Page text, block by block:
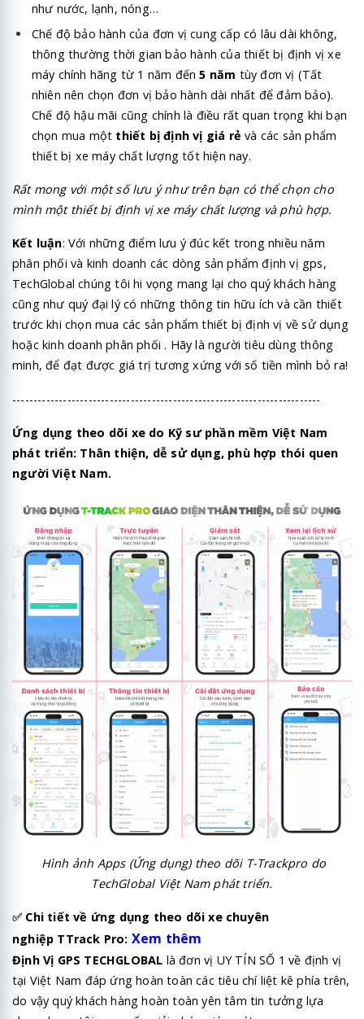
như nước, lạnh, nóng…
Chế độ bảo hành của đơn vị cung cấp có lâu dài không,
thông thường thời gian bảo hành của thiết bị định vị xe
máy chính hãng từ 1 năm đến5 năm tùy đơn vị (Tất
nhiên nên chọn đơn vị bảo hành dài nhất để đảm bảo).
Chế độ hậu mãi cũng chính là điều rất quan trọng khi bạn
chọn mua một thiết bị định vị giá rẻ và các sản phẩm
thiết bị xe máy chất lượng tốt hiện nay.
Rất mong với một số lưu ý như trên bạn có thể chọn cho
mình một thiết bị định vị xe máy chất lượng và phù hợp.
Kết luận: Với những điểm lưu ý đúc kết trong nhiều năm
phân phối và kinh doanh các dòng sản phẩm định vị gps,
TechGlobal chúng tôi hi vọng mang lại cho quý khách hàng
cũng như quý đại lý có những thông tin hữu ích và cần thiết
trước khi chọn mua các sản phẩm thiết bị định vị về sử dụng
hoặc kinh doanh phân phối . Hãy là người tiêu dùng thông
minh, để đạt được giá trị tương xứng với số tiền mình bỏ ra!
-------------------------------------------------------------------------
Ứng dụng theo dõi xe do Kỹ sư phần mềm Việt Nam
phát triển: Thân thiện, dễ sử dụng, phù hợp thói quen
người Việt Nam.
Hình ảnh Apps (Ứng dụng) theo dõi T-Trackpro do
TechGlobal Việt Nam phát triển.
✅ Chi tiết về ứng dụng theo dõi xe chuyên
nghiệp TTrack Pro: Xem thêm
Định Vị GPS TECHGLOBAL là đơn vị UY TÍN SỐ 1 về định vị
tại Việt Nam đáp ứng hoàn toàn các tiêu chí liệt kê phía trên,
do vậy quý khách hàng hoàn toàn yên tâm tin tưởng lựa